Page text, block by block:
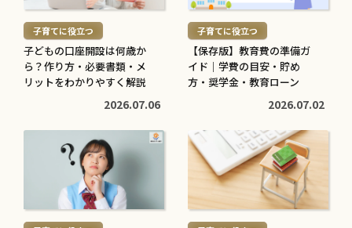
き
を
読
む
> 子育てに役立つ
高校生でも口座開設でき
意点をわかりやすく解説
2026.05.12
き
を
読
む
>住まいに役立つ
住宅ローン中に転職しても
意点・対処法を解説
2026.04.20
む
> 子育てに役立つ
子どもの口座開設は何歳か
ら？作り方・必要書類・メ
リットをわかりやすく解説
2026.07.06
む
> 子育てに役立つ
【保存版】教育費の準備ガ
イド｜学費の目安・貯め
方・奨学金・教育ローン
2026.07.02
む
続
き
読
む